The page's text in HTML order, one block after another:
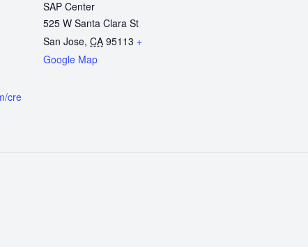
cre
SAP Center
525 W Santa Clara St
San Jose, CA 95113 +
Google Map